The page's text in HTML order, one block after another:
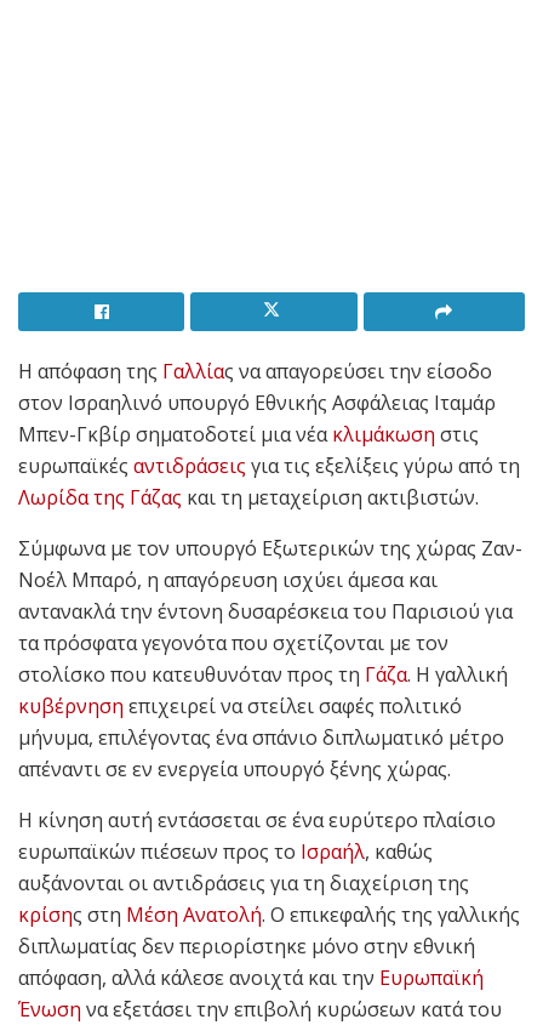
Η απόφαση της Γαλλίας να απαγορεύσει την είσοδο
στον Ισραηλινό υπουργό Εθνικής Ασφάλειας Ιταμάρ
Μπεν-Γκβίρ σηματοδοτεί μια νέακλιμάκωση στις
ευρωπαϊκές αντιδράσεις για τις εξελίξεις γύρω από τη
Λωρίδα της Γάζας και τη μεταχείριση ακτιβιστών.
Σύμφωνα με τον υπουργό Εξωτερικών της χώρας Ζαν-
Νοέλ Μπαρό, η απαγόρευση ισχύει άμεσα και
αντανακλά την έντονη δυσαρέσκεια του Παρισιού για
τα πρόσφατα γεγονότα που σχετίζονται με τον
στολίσκο που κατευθυνόταν προς τη Γάζα. Η γαλλική
κυβέρνηση επιχειρεί να στείλει σαφές πολιτικό
μήνυμα, επιλέγοντας ένα σπάνιο διπλωματικό μέτρο
απέναντι σε εν ενεργεία υπουργό ξένης χώρας.
Η κίνηση αυτή εντάσσεται σε ένα ευρύτερο πλαίσιο
ευρωπαϊκών πιέσεων προς το Ισραήλ, καθώς
αυξάνονται οι αντιδράσεις για τη διαχείριση της
κρίσης στη Μέση Ανατολή. Ο επικεφαλής της γαλλικής
διπλωματίας δεν περιορίστηκε μόνο στην εθνική
απόφαση, αλλά κάλεσε ανοιχτά και την Ευρωπαϊκή
Ένωση να εξετάσει την επιβολή κυρώσεων κατά του